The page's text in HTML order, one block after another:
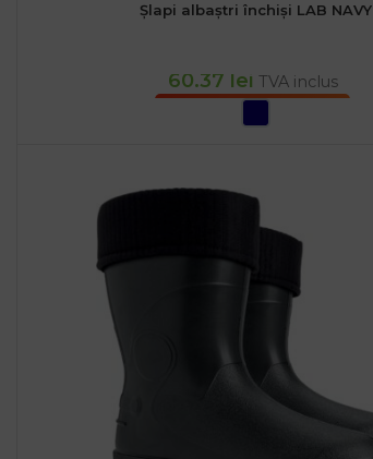
Șlapi albaștri închiși LAB NAVY
60.37 lei TVA inclus